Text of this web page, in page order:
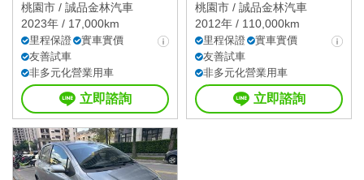
桃園市 / 誠品金林汽車
2023年 / 17,000km
里程保證
實車實價
友善試車
非多元化營業用車
立即諮詢
桃園市 / 誠品金林汽車
2012年 / 110,000km
里程保證
實車實價
友善試車
非多元化營業用車
立即諮詢